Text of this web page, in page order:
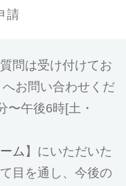
請
問は受け付けてお
お問い合わせくだ
〜午後6時[土・
ム 】にいただいた
目を通し、今後の